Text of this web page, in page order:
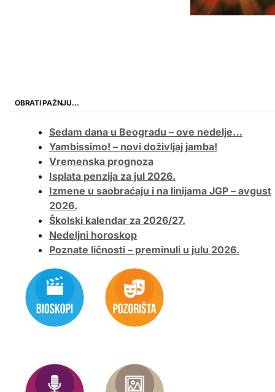
OBRATI PAŽNJU…
Sedam dana u Beogradu – ove nedelje…
Yambissimo! – novi doživljaj jamba!
Vremenska prognoza
Isplata penzija za jul 2026.
Izmene u saobraćaju i na linijama JGP – avgust
2026.
Školski kalendar za 2026/27.
Nedeljni horoskop
Poznate ličnosti – preminuli u julu 2026.